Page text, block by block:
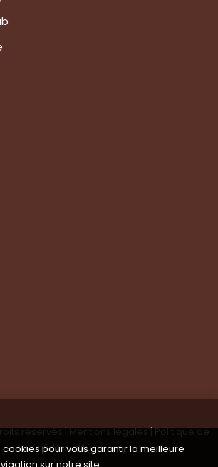
réservés |Mentions légales|Politique de
confidentialité
cookies pour vous garantir la meilleure